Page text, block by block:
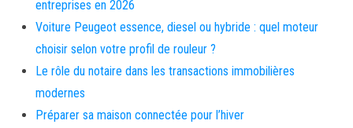
entreprises en 2026
Voiture Peugeot essence, diesel ou hybride : quel moteur
choisir selon votre profil de rouleur ?
Le rôle du notaire dans les transactions immobilières
modernes
Préparer sa maison connectée pour l’hiver